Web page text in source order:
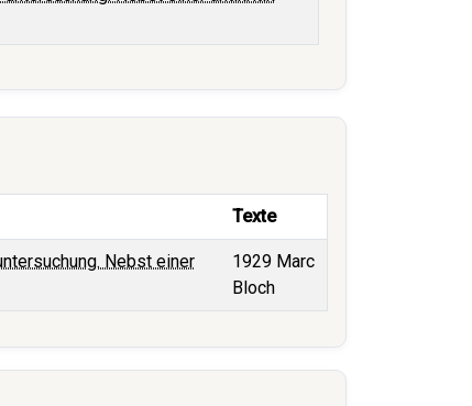
Texte
Nebst einer
1929 Marc
Bloch